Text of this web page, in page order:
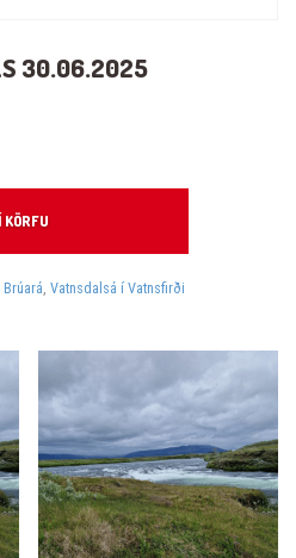
30.06.2025
KÖRFU
Brúará, Vatnsdalsá í Vatnsfirði